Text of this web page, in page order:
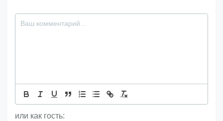
или как гость: